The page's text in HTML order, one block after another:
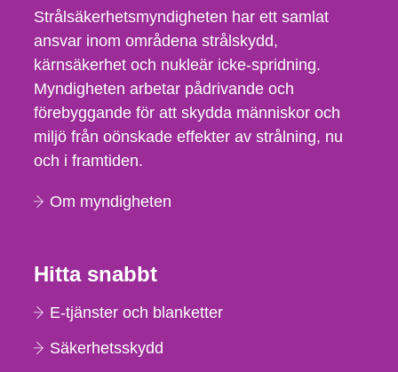
Strålsäkerhetsmyndigheten har ett samlat
ansvar inom områdena strålskydd,
kärnsäkerhet och nukleär icke-spridning.
Myndigheten arbetar pådrivande och
förebyggande för att skydda människor och
miljö från oönskade effekter av strålning, nu
och i framtiden.
Om myndigheten
Hitta snabbt
E-tjänster och blanketter
Säkerhetsskydd